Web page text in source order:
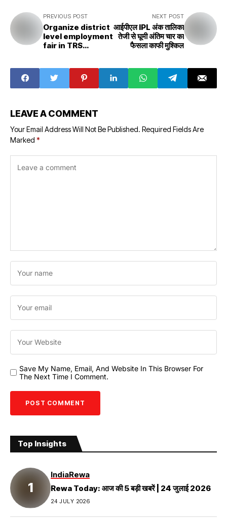
PREVIOUS POST
Organize district
level employment
fair in TRS
will come
NEXT POST
आईपीएल IPL अंक तालिका
तेजी से घूमी अंतिम चार का
फैसला काफी मुश्किल
LEAVE A COMMENT
Your Email Address Will Not Be Published. Required Fields Are
Marked *
Save My Name, Email, And Website In This Browser For
The Next Time I Comment.
Top Insights
IndiaRewa
Rewa Today: आज की 5 बड़ी खबरें | 24 जुलाई 2026
24 JULY 2026